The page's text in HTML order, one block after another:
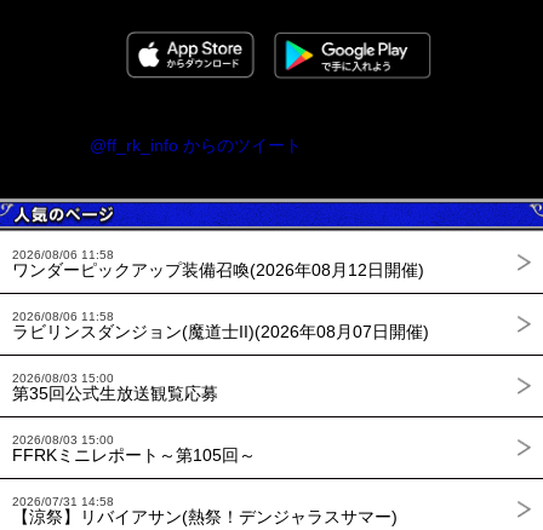
@ff_rk_info からのツイート
2026/08/06 11:58
ワンダーピックアップ装備召喚(2026年08月12日開催)
2026/08/06 11:58
ラビリンスダンジョン(魔道士II)(2026年08月07日開催)
2026/08/03 15:00
第35回公式生放送観覧応募
2026/08/03 15:00
FFRKミニレポート～第105回～
2026/07/31 14:58
【涼祭】リバイアサン(熱祭！デンジャラスサマー)